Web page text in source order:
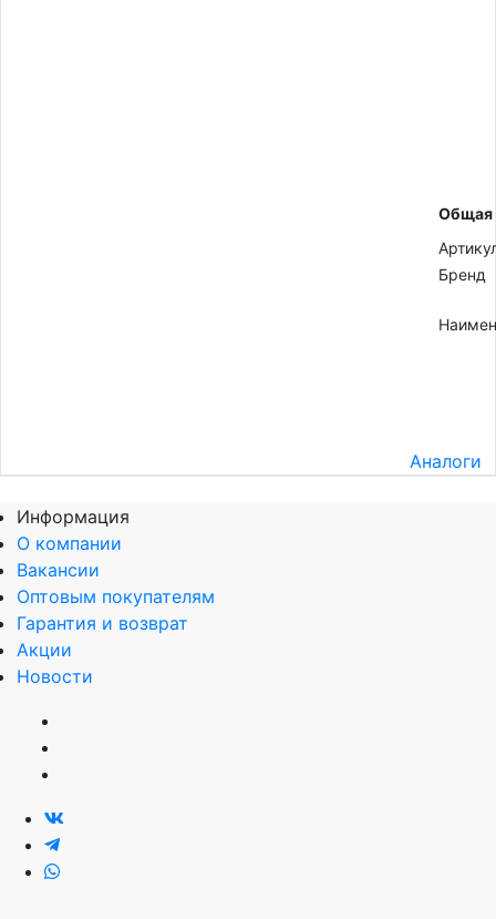
Общая
Бренд
Аналоги
Информация
О компании
Вакансии
Оптовым покупателям
Гарантия и возврат
Акции
Новости